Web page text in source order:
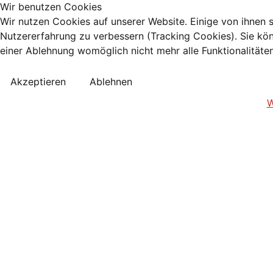
Wir benutzen Cookies
Wir nutzen Cookies auf unserer Website. Einige von
Nutzererfahrung zu verbessern (Tracking Cookies). Sie
einer Ablehnung womöglich nicht mehr alle
Akzeptieren
Ablehnen